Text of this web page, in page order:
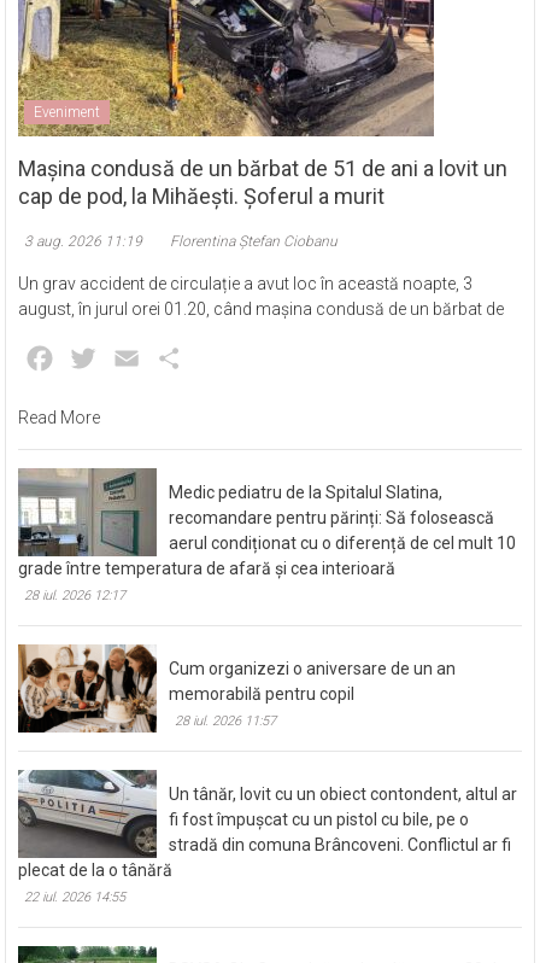
Eveniment
Mașina condusă de un bărbat de 51 de ani a lovit un
cap de pod, la Mihăești. Șoferul a murit
3 aug. 2026 11:19 Florentina Ștefan Ciobanu
Un grav accident de circulație a avut loc în această noapte, 3
august, în jurul orei 01.20, când mașina condusă de un bărbat de
Facebook
Twitter Email
Read More
Medic pediatru de la Spitalul Slatina,
recomandare pentru părinți: Să folosească
aerul condiționat cu o diferență de cel mult 10
grade între temperatura de afară și cea interioară
28 iul. 2026 12:17
Cum organizezi o aniversare de un an
memorabilă pentru copil
28 iul. 2026 11:57
Un tânăr, lovit cu un obiect contondent, altul ar
fi fost împușcat cu un pistol cu bile, pe o
stradă din comuna Brâncoveni. Conflictul ar fi
plecat de la o tânără
22 iul. 2026 14:55